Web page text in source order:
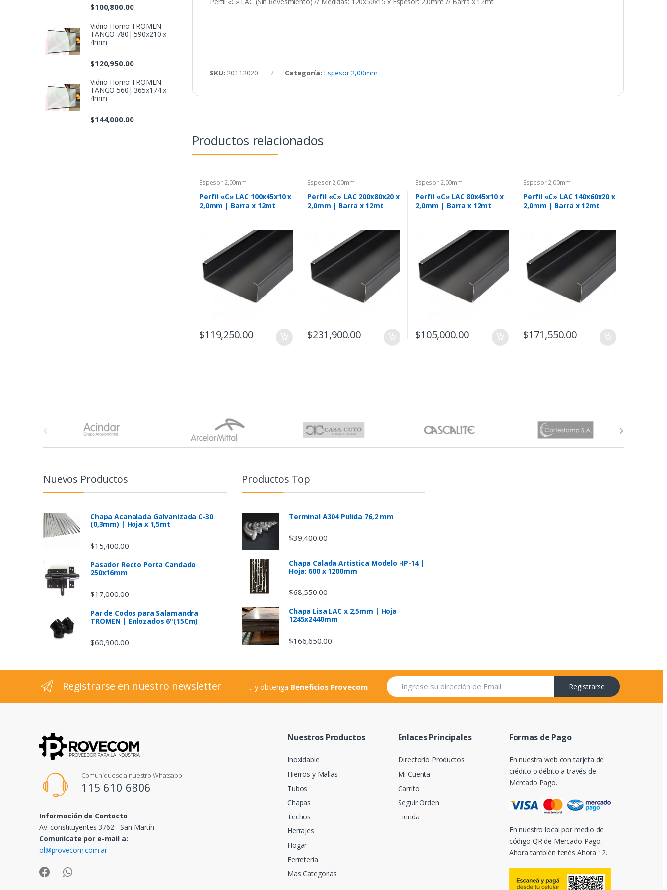
Perfil «C» LAC (Sin Revesmiento) // Medidas: 120x50x15 x Espesor: 2,0mm // Barra x 12mt
SKU: 20112020 Categoría: Espesor 2,00mm
Productos relacionados
Espesor 2,00mm
Perfil «C» LAC 100x45x10 x
2,0mm | Barra x 12mt
$119,250.00
Espesor 2,00mm
Perfil «C» LAC 200x80x20 x
2,0mm | Barra x 12mt
$231,900.00
Espesor 2,00mm
Perfil «C» LAC 80x45x10 x
2,0mm | Barra x 12mt
$105,000.00
Espesor 2,00mm
Perfil «C» LAC 140x60x20 x
2,0mm | Barra x 12mt
$171,550.00
$100,800.00
Vidrio Horno TROMEN
TANGO 780| 590x210 x
4mm
$120,950.00
Vidrio Horno TROMEN
TANGO 560| 365x174 x
4mm
$144,000.00
Nuevos Productos
Chapa Acanalada Galvanizada C-30
(0,3mm) | Hoja x 1,5mt
$15,400.00
Pasador Recto Porta Candado
250x16mm
$17,000.00
Par de Codos para Salamandra
TROMEN | Enlozados 6"(15Cm)
$60,900.00
Productos Top
Terminal A304 Pulida 76,2 mm
$39,400.00
Chapa Calada Artistica Modelo HP-14 |
Hoja: 600 x 1200mm
$68,550.00
Chapa Lisa LAC x 2,5mm | Hoja
1245x2440mm
$166,650.00
Registrarse en nuestro newsletter ... y obtenga Beneficios Provecom Registrarse
Comuníquese a nuestro Whatsapp
115 610 6806
Información de Contacto
Av. constituyentes 3762 - San Martín
Comunícate por e-mail a:
ol@provecom.com.ar
Nuestros Productos
Inoxidable
Hierros y Mallas
Tubos
Chapas
Techos
Herrajes
Hogar
Ferreteria
Mas Categorias
Enlaces Principales
Directorio Productos
Mi Cuenta
Carrito
Seguir Orden
Tienda
Formas de Pago
En nuestra web con tarjeta de
crédito o débito a través de
Mercado Pago.
En nuestro local por medio de
código QR de Mercado Pago.
Ahora también tenés Ahora 12.